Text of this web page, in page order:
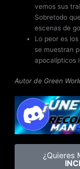
vemos sus
Sobretodo
escenas de
Lo peor es
se muestran
apocalípticos
Autor de Green
¿Quieres